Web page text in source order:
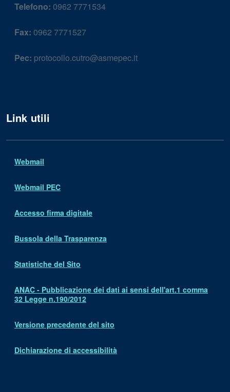
Telefono: 0962 7771534
Fax: 0962 7771527
Pec: protocollo.cutro@asmepec.it
Link utili
Webmail
Webmail PEC
Accesso firma digitale
Bussola della Trasparenza
Statistiche del Sito
ANAC - Pubblicazione dei dati ai sensi dell'art.1 comma
32 Legge n.190/2012
Versione precedente del sito
Dichiarazione di accessibilità